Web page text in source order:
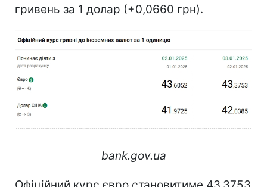
гривень за 1 долар (+0,0660 грн).
bank.gov.ua